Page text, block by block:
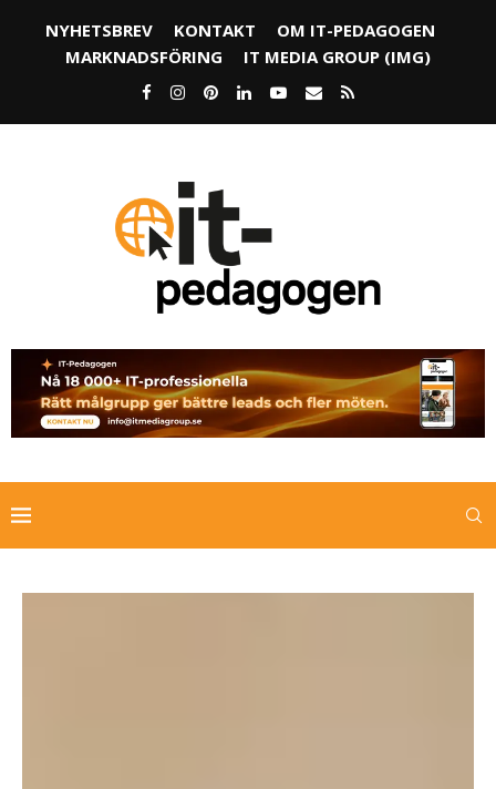
NYHETSBREV KONTAKT
OM IT-PEDAGOGEN
MARKNADSFÖRING
IT MEDIA GROUP (IMG)